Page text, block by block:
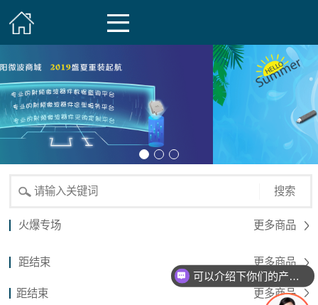
搜索
火爆专场 更多商品
距结束 更多商品
距结束 更多商品